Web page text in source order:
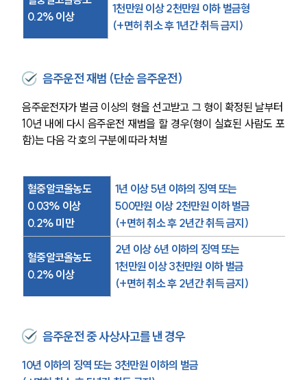
0.2% 이상
1천만원 이상 2천만원 이하 벌금형
(+면허 취소 후 1년간 취득 금지)
음주운전 재범 (단순 음주운전)
음주운전자가 벌금 이상의 형을 선고받고 그 형이 확정된 날부터
10년 내에 다시 음주운전 재범을 할 경우(형이 실효된 사람도 포
함)는 다음 각 호의 구분에 따라 처벌
혈중알코올농도
0.03% 이상
0.2% 미만
1년 이상 5년 이하의 징역 또는
500만원 이상 2천만원 이하 벌금
(+면허 취소 후 2년간 취득 금지)
혈중알코올농도
0.2% 이상
2년 이상 6년 이하의 징역 또는
1천만원 이상 3천만원 이하 벌금
(+면허 취소 후 2년간 취득 금지)
음주운전 중 사상사고를 낸 경우
10년 이하의 징역 또는 3천만원 이하의 벌금